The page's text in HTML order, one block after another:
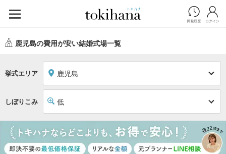
鹿児島の費用が安い結婚式場一覧
挙式エリア 鹿児島
しぼりこみ 低